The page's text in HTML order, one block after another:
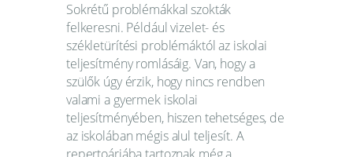
Sokrétű problémákkal szokták
felkeresni. Például vizelet- és
székletürítési problémáktól az iskolai
teljesítmény romlásáig. Van, hogy a
szülők úgy érzik, hogy nincs rendben
valami a gyermek iskolai
teljesítményében, hiszen tehetséges, de
az iskolában mégis alul teljesít. A